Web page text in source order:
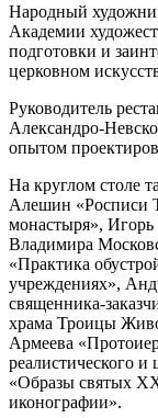
Народный
Академии
подготовки и
церковном
Руководитель
Александро-
опытом
На круглом столе
Алешин «Росписи
монастыря»,
Владимира
«Практика
учреждениях»,
священника-
храма Троицы
Армеева
реалистического и
«Образы святых
иконографии».